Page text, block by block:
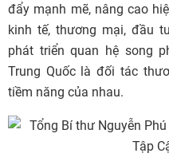
đẩy mạnh mẽ, nâng cao
kinh tế, thương mại, đầu
phát triển quan hệ song
Trung Quốc là đối tác
tiềm năng của nhau.